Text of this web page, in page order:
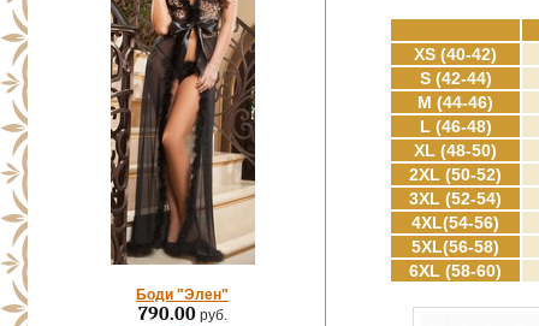
Боди "Элен"
790.00руб.
XS (40-42)
S (42-44)
M (44-46)
L (46-48)
XL (48-50)
2XL (50-52)
3XL (52-54)
4XL(54-56)
5XL(56-58)
6XL (58-60)